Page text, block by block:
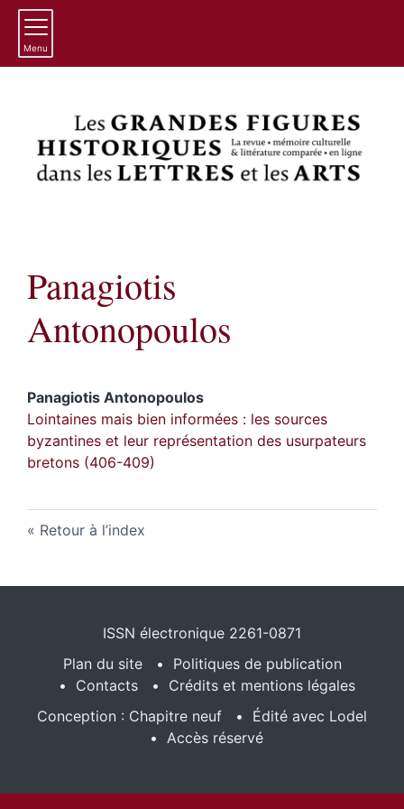
Menu
Panagiotis
Antonopoulos
Panagiotis Antonopoulos
Lointaines mais bien informées : les sources
byzantines et leur représentation des usurpateurs
bretons (406-409)
Retour à l’index
ISSN électronique 2261-0871
Plan du site
Politiques de publication
Contacts
Crédits et mentions légales
Conception : Chapitre neuf
Édité avec Lodel
Accès réservé